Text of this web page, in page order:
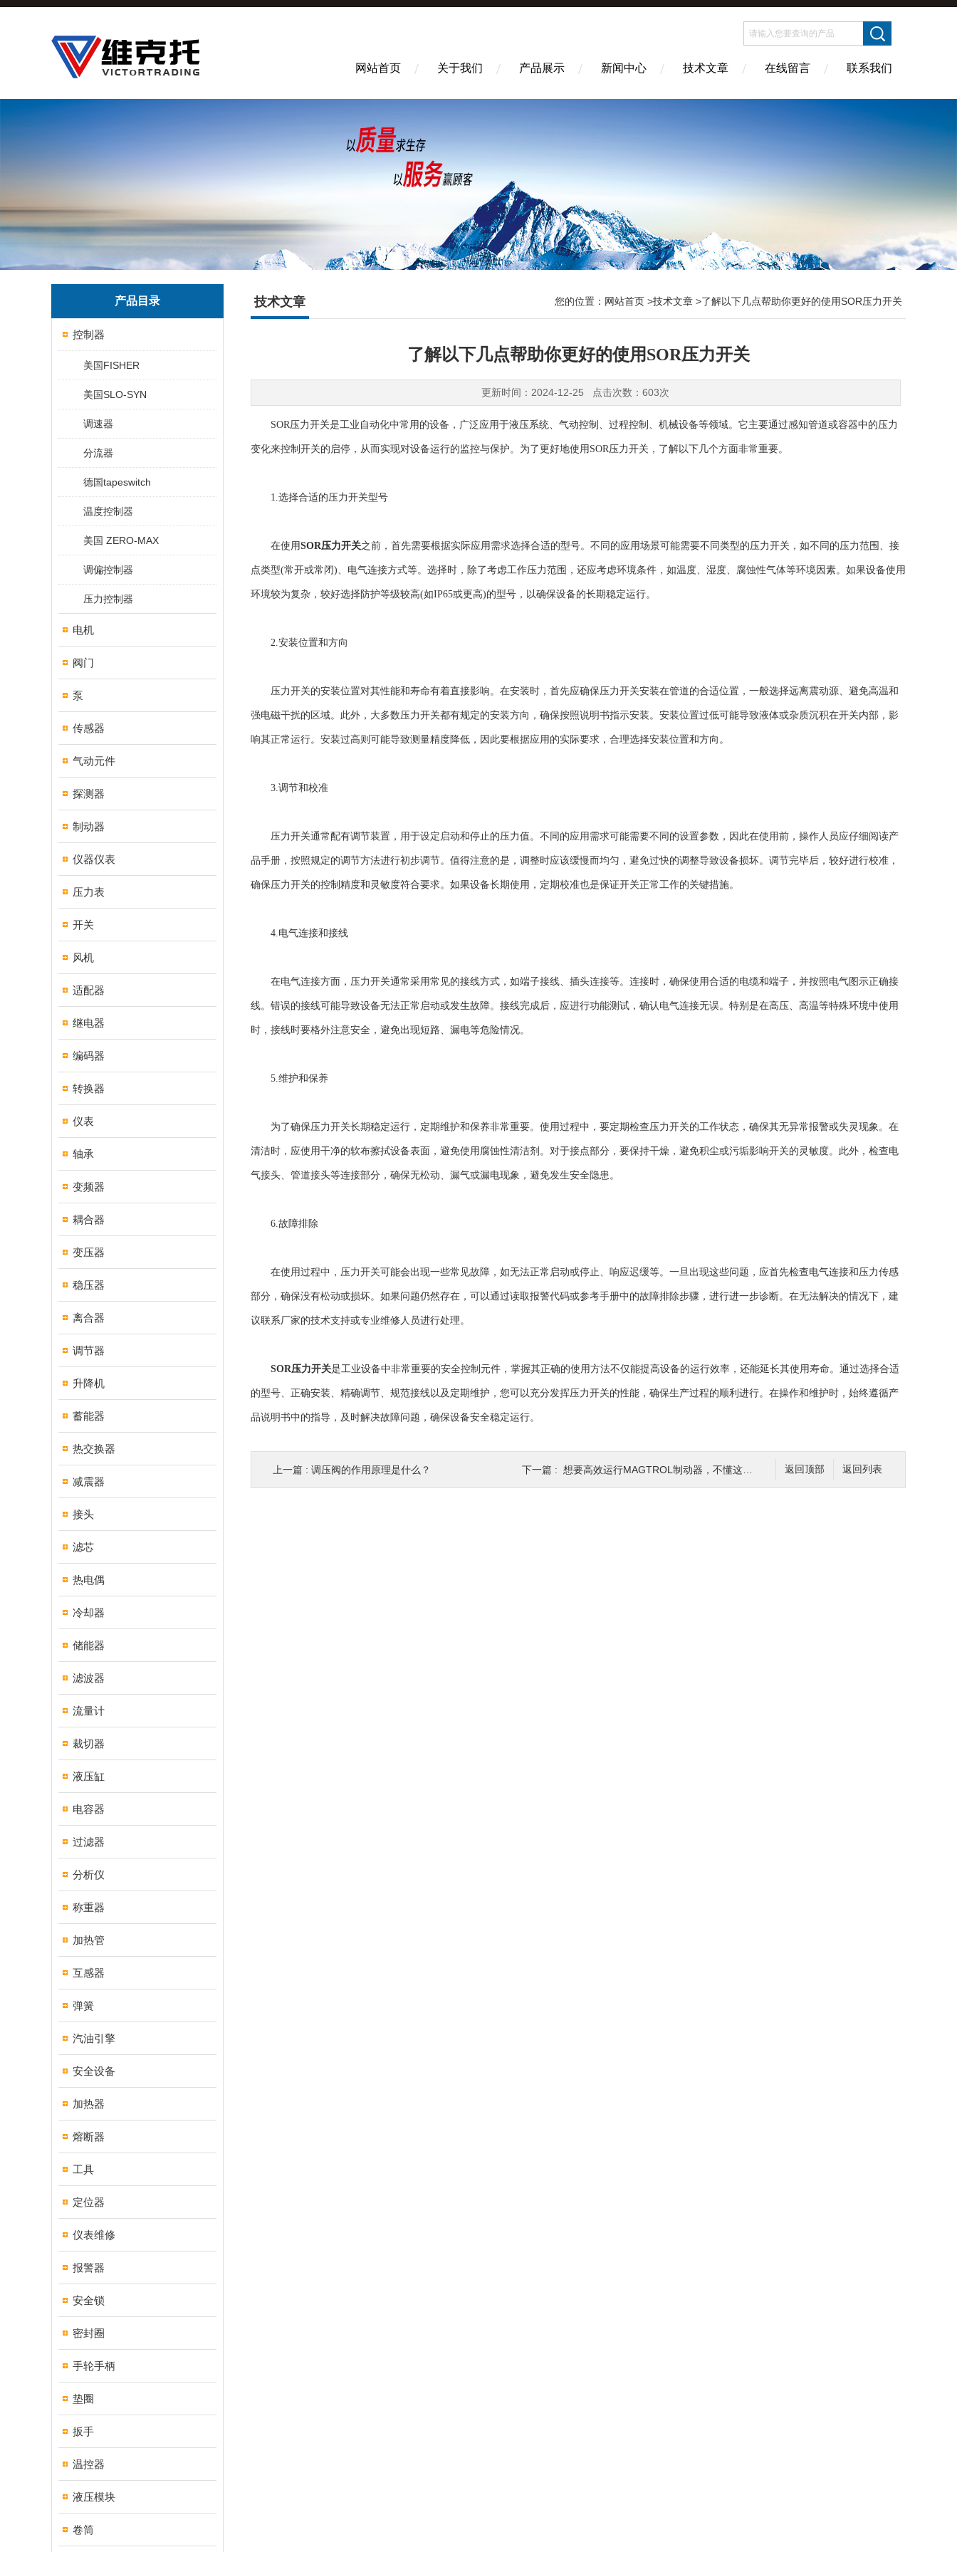
网站首页 关于我们 产品展示 新闻中心 技术文章 在线留言 联系我们
产品目录
控制器
美国FISHER
美国SLO-SYN
调速器
分流器
德国tapeswitch
温度控制器
美国 ZERO-MAX
调偏控制器
压力控制器
电机
阀门
泵
传感器
气动元件
探测器
制动器
仪器仪表
压力表
开关
风机
适配器
继电器
编码器
转换器
仪表
轴承
变频器
耦合器
变压器
稳压器
离合器
调节器
升降机
蓄能器
热交换器
减震器
接头
滤芯
热电偶
冷却器
储能器
滤波器
流量计
裁切器
液压缸
电容器
过滤器
分析仪
称重器
加热管
互感器
弹簧
汽油引擎
安全设备
加热器
熔断器
工具
定位器
仪表维修
报警器
安全锁
密封圈
手轮手柄
垫圈
扳手
温控器
液压模块
卷筒
技术文章 您的位置： 网站首页 >技术文章 >了解以下几点帮助你更好的使用SOR压力开关
了解以下几点帮助你更好的使用SOR压力开关
更新时间：2024-12-25 点击次数：603次
SOR压力开关是工业自动化中常用的设备，广泛应用于液压系统、气动控制、过程控制、机械设备等领域。它主要通过感知管道或容器中的压力
变化来控制开关的启停，从而实现对设备运行的监控与保护。为了更好地使用SOR压力开关，了解以下几个方面非常重要。
1.选择合适的压力开关型号
在使用SOR压力开关之前，首先需要根据实际应用需求选择合适的型号。不同的应用场景可能需要不同类型的压力开关，如不同的压力范围、接
点类型(常开或常闭)、电气连接方式等。选择时，除了考虑工作压力范围，还应考虑环境条件，如温度、湿度、腐蚀性气体等环境因素。如果设备使用
环境较为复杂，较好选择防护等级较高(如IP65或更高)的型号，以确保设备的长期稳定运行。
2.安装位置和方向
压力开关的安装位置对其性能和寿命有着直接影响。在安装时，首先应确保压力开关安装在管道的合适位置，一般选择远离震动源、避免高温和
强电磁干扰的区域。此外，大多数压力开关都有规定的安装方向，确保按照说明书指示安装。安装位置过低可能导致液体或杂质沉积在开关内部，影
响其正常运行。安装过高则可能导致测量精度降低，因此要根据应用的实际要求，合理选择安装位置和方向。
3.调节和校准
压力开关通常配有调节装置，用于设定启动和停止的压力值。不同的应用需求可能需要不同的设置参数，因此在使用前，操作人员应仔细阅读产
品手册，按照规定的调节方法进行初步调节。值得注意的是，调整时应该缓慢而均匀，避免过快的调整导致设备损坏。调节完毕后，较好进行校准，
确保压力开关的控制精度和灵敏度符合要求。如果设备长期使用，定期校准也是保证开关正常工作的关键措施。
4.电气连接和接线
在电气连接方面，压力开关通常采用常见的接线方式，如端子接线、插头连接等。连接时，确保使用合适的电缆和端子，并按照电气图示正确接
线。错误的接线可能导致设备无法正常启动或发生故障。接线完成后，应进行功能测试，确认电气连接无误。特别是在高压、高温等特殊环境中使用
时，接线时要格外注意安全，避免出现短路、漏电等危险情况。
5.维护和保养
为了确保压力开关长期稳定运行，定期维护和保养非常重要。使用过程中，要定期检查压力开关的工作状态，确保其无异常报警或失灵现象。在
清洁时，应使用干净的软布擦拭设备表面，避免使用腐蚀性清洁剂。对于接点部分，要保持干燥，避免积尘或污垢影响开关的灵敏度。此外，检查电
气接头、管道接头等连接部分，确保无松动、漏气或漏电现象，避免发生安全隐患。
6.故障排除
在使用过程中，压力开关可能会出现一些常见故障，如无法正常启动或停止、响应迟缓等。一旦出现这些问题，应首先检查电气连接和压力传感
部分，确保没有松动或损坏。如果问题仍然存在，可以通过读取报警代码或参考手册中的故障排除步骤，进行进一步诊断。在无法解决的情况下，建
议联系厂家的技术支持或专业维修人员进行处理。
SOR压力开关是工业设备中非常重要的安全控制元件，掌握其正确的使用方法不仅能提高设备的运行效率，还能延长其使用寿命。通过选择合适
的型号、正确安装、精确调节、规范接线以及定期维护，您可以充分发挥压力开关的性能，确保生产过程的顺利进行。在操作和维护时，始终遵循产
品说明书中的指导，及时解决故障问题，确保设备安全稳定运行。
返回列表
返回顶部
上一篇 : 调压阀的作用原理是什么？ 下一篇 : 想要高效运行MAGTROL制动器，不懂这些可不行